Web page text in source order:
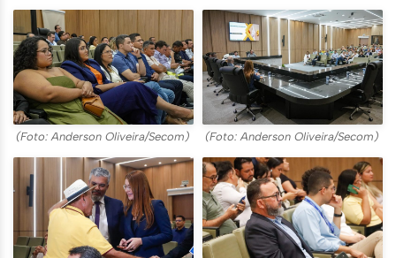
(Foto: Anderson Oliveira/Secom) (Foto: Anderson Oliveira/Secom)